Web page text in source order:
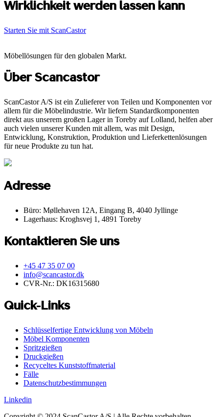
Wirklichkeit werden lassen kann
Starten Sie mit ScanCastor
Möbellösungen für den globalen Markt.
Über Scancastor
ScanCastor A/S ist ein Zulieferer von Teilen und Komponenten vor
allem für die Möbelindustrie. Wir liefern Standardkomponenten
direkt aus unserem großen Lager in Toreby auf Lolland, helfen aber
auch vielen unserer Kunden mit allem, was mit Design,
Entwicklung, Konstruktion, Produktion und Lieferkettenlösungen
für neue Produkte zu tun hat.
Adresse
Büro: Møllehaven 12A, Eingang B, 4040 Jyllinge
Lagerhaus: Kroghsvej 1, 4891 Toreby
Kontaktieren Sie uns
+45 47 35 07 00
info@scancastor.dk
CVR-Nr.: DK16315680
Quick-Links
Schlüsselfertige Entwicklung von Möbeln
Möbel Komponenten
Spritzgießen
Druckgießen
Recyceltes Kunststoffmaterial
Fälle
Datenschutzbestimmungen
Linkedin